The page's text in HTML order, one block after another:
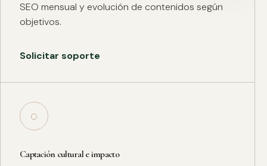
SEO mensual y evolución de contenidos según
objetivos.
Solicitar soporte
◌
Captación cultural e impacto